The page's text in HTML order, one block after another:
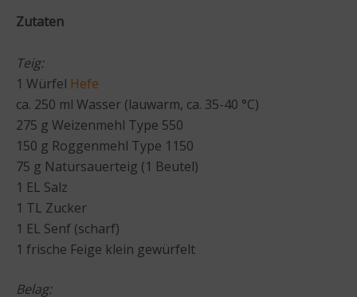
Zutaten
Teig:
1 Würfel Hefe
ca. 250 ml Wasser (lauwarm, ca. 35-40 °C)
275 g Weizenmehl Type 550
150 g Roggenmehl Type 1150
75 g Natursauerteig (1 Beutel)
1 EL Salz
1 TL Zucker
1 EL Senf (scharf)
1 frische Feige klein gewürfelt
Belag: